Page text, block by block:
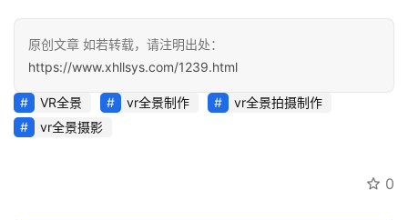
原创文章 如若转载，请注明出处：
https://www.xhllsys.com/1239.html
VR全景 vr全景制作
vr全景拍摄制作
vr全景摄影
0